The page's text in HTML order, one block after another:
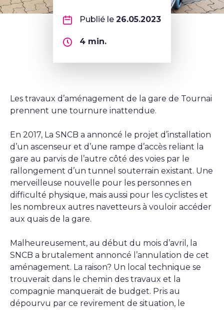
Publié le 26.05.2023
4 min.
Les travaux d’aménagement de la gare de Tournai
prennent une tournure inattendue.
En 2017, La SNCB a annoncé le projet d’installation
d’un ascenseur et d’une rampe d’accès reliant la
gare au parvis de l’autre côté des voies par le
rallongement d’un tunnel souterrain existant. Une
merveilleuse nouvelle pour les personnes en
difficulté physique, mais aussi pour les cyclistes et
les nombreux autres navetteurs à vouloir accéder
aux quais de la gare.
Malheureusement, au début du mois d’avril, la
SNCB a brutalement annoncé l’annulation de cet
aménagement. La raison? Un local technique se
trouverait dans le chemin des travaux et la
compagnie manquerait de budget. Pris au
dépourvu par ce revirement de situation, le